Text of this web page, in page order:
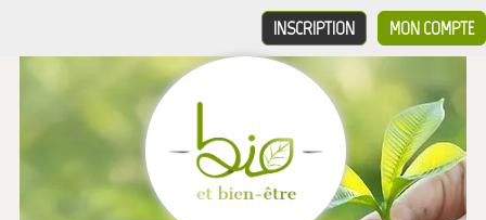
MON COMPTE
INSCRIPTION